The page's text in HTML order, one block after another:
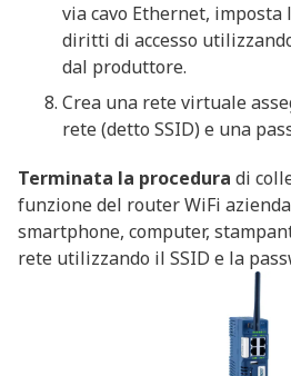
via cavo Ethernet, imposta
diritti di accesso
dal produttore.
Crea una rete virtuale
rete (detto SSID) e una
Terminata la procedura di
funzione del router WiFi
smartphone, computer,
rete utilizzando il SSID e la